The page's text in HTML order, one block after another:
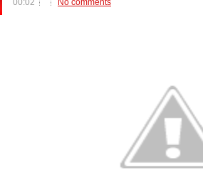
00:02 No comments